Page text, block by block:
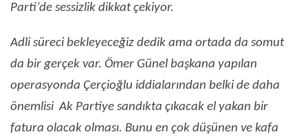
Parti’de sessizlik dikkat çekiyor.
Adli süreci bekleyeceğiz dedik ama ortada da somut
da bir gerçek var. Ömer Günel başkana yapılan
operasyonda Çerçioğlu iddialarından belki de daha
önemlisi Ak Partiye sandıkta çıkacak el yakan bir
fatura olacak olması. Bunu en çok düşünen ve kafa